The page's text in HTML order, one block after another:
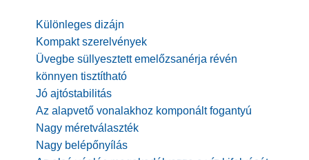
Különleges dizájn
Kompakt szerelvények
Üvegbe süllyesztett emelőzsanérja révén
könnyen tisztítható
Jó ajtóstabilitás
Az alapvető vonalakhoz komponált fogantyú
Nagy méretválaszték
Nagy belépőnyílás